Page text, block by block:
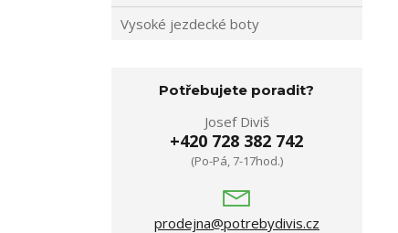
Vysoké jezdecké boty
Potřebujete poradit?
Josef Diviš
+420 728 382 742
(Po-Pá, 7-17hod.)
prodejna@potrebydivis.cz